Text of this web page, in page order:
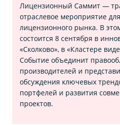
Лицензионный Саммит —
отраслевое мероприятие
лицензионного рынка. В
состоится 8 сентября в
«Сколково», в «Кластере
Событие объединит
производителей и
обсуждения ключевых
портфелей и развития
проектов.